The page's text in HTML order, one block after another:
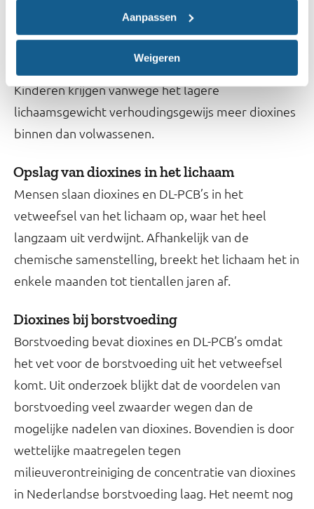
Aanpassen
Weigeren
huidafwijkingen, zoals chlooracne. Dit is het geval
bij incidenten of door vergiftiging.
Kinderen krijgen vanwege het lagere
lichaamsgewicht verhoudingsgewijs meer dioxines
binnen dan volwassenen.
Opslag van dioxines in het lichaam
Mensen slaan dioxines en DL-PCB’s in het
vetweefsel van het lichaam op, waar het heel
langzaam uit verdwijnt. Afhankelijk van de
chemische samenstelling, breekt het lichaam het in
enkele maanden tot tientallen jaren af.
Dioxines bij borstvoeding
Borstvoeding bevat dioxines en DL-PCB’s omdat
het vet voor de borstvoeding uit het vetweefsel
komt. Uit onderzoek blijkt dat de voordelen van
borstvoeding veel zwaarder wegen dan de
mogelijke nadelen van dioxines. Bovendien is door
wettelijke maatregelen tegen
milieuverontreiniging de concentratie van dioxines
in Nederlandse borstvoeding laag. Het neemt nog